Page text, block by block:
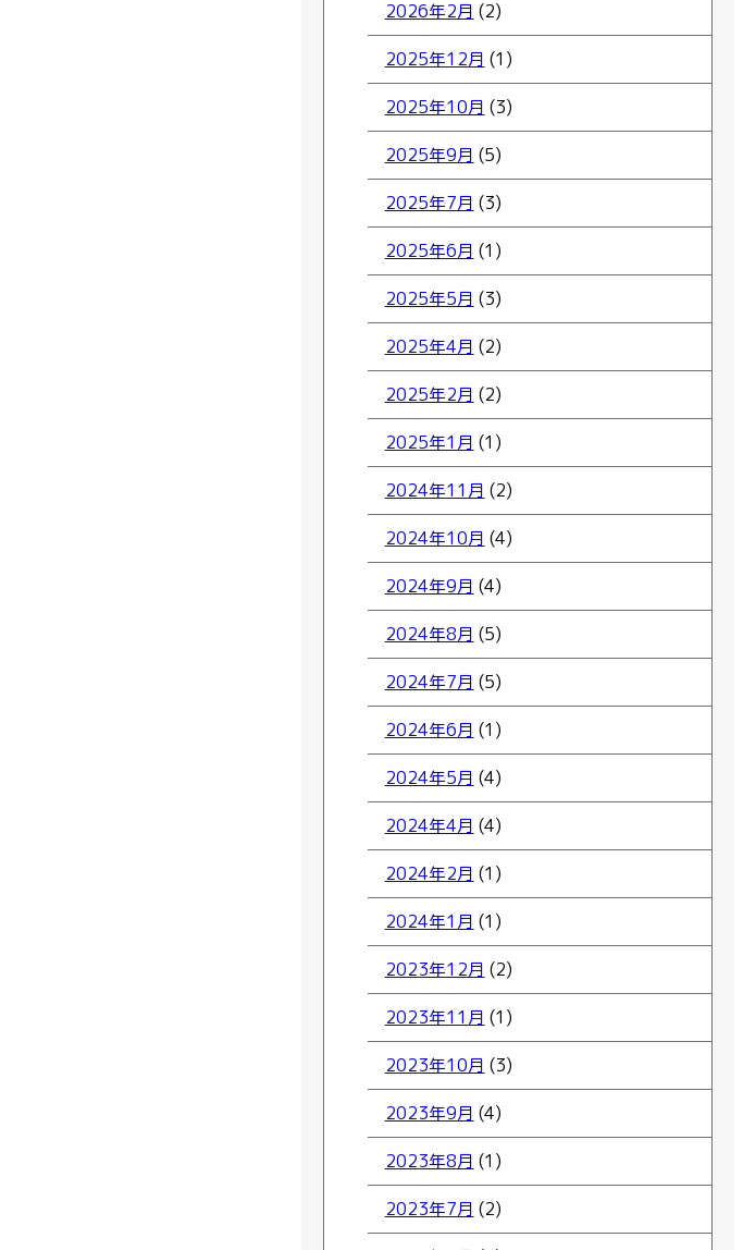
2026年2月 (2)
2025年12月 (1)
2025年10月 (3)
2025年9月 (5)
2025年7月 (3)
2025年6月 (1)
2025年5月 (3)
2025年4月 (2)
2025年2月 (2)
2025年1月 (1)
2024年11月 (2)
2024年10月 (4)
2024年9月 (4)
2024年8月 (5)
2024年7月 (5)
2024年6月 (1)
2024年5月 (4)
2024年4月 (4)
2024年2月 (1)
2024年1月 (1)
2023年12月 (2)
2023年11月 (1)
2023年10月 (3)
2023年9月 (4)
2023年8月 (1)
2023年7月 (2)